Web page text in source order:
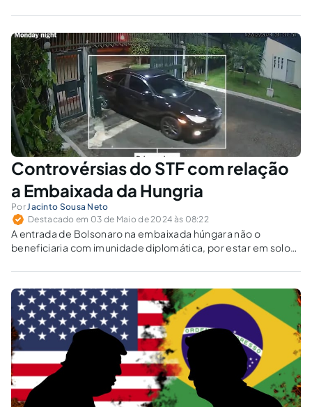
e terá que se defender.
Controvérsias do STF com relação
a Embaixada da Hungria
PorJacinto Sousa Neto
Destacado em 03 de Maio de 2024 às 08:22
A entrada de Bolsonaro na embaixada húngara não o
beneficiaria com imunidade diplomática, por estar em solo